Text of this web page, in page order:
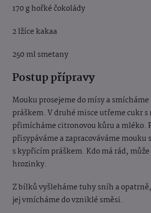
170 g hořké čokolády
2 lžíce kakaa
250 ml smetany
Postup přípravy
Mouku prosejeme do mísy a
práškem. V druhé misce utřeme cukr
přimícháme citronovou kůru a mléko.
přisypáváme a zapracováváme mouku
s kypřicím práškem. Kdo má rád,
hrozinky.
Z bílků vyšleháme tuhy sníh a
jej vmícháme do vzniklé směsi.